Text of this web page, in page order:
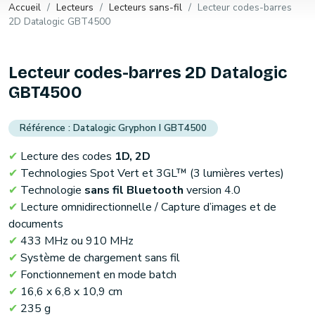
Accueil Lecteurs Lecteurs sans-fil
Lecteur codes-barres
2D Datalogic GBT4500
Lecteur codes-barres 2D Datalogic
GBT4500
Datalogic Gryphon I GBT4500
✔ Lecture des codes 1D, 2D
✔ Technologies Spot Vert et 3GL™ (3 lumières vertes)
✔ Technologie sans fil Bluetooth version 4.0
✔ Lecture omnidirectionnelle / Capture d’images et de
documents
✔ 433 MHz ou 910 MHz
✔ Système de chargement sans fil
✔ Fonctionnement en mode batch
✔ 16,6 x 6,8 x 10,9 cm
✔ 235 g